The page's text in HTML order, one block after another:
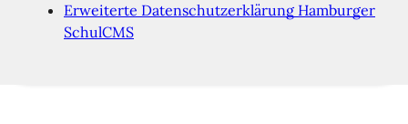
Erweiterte Datenschutzerklärung Hamburger
SchulCMS